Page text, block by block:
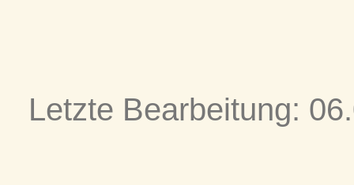
Letzte Bearbeitung: